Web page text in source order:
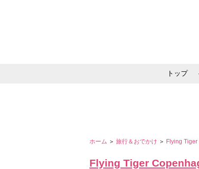
トップ
ホーム ＞ 旅行＆おでかけ ＞ Flying
Flying Tiger